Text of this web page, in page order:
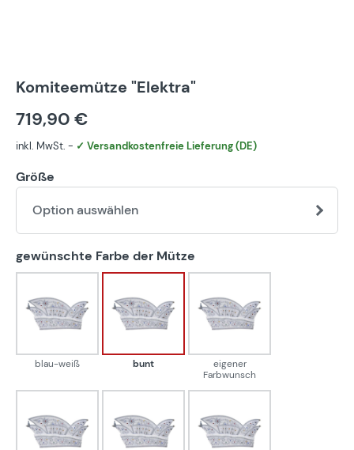
Komiteemütze "Elektra"
719,90 €
inkl. MwSt. - ✓ Versandkostenfreie Lieferung (DE)
Größe
Option auswählen
gewünschte Farbe der Mütze
blau-weiß
blau-weiß
bunt
bunt
eigener Farbwunsch
eigener
Farbwunsch
grün-weiß rot-weiß schwarz-weiß